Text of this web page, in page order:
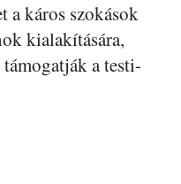
a káros szokások
kialakítására,
a testi-